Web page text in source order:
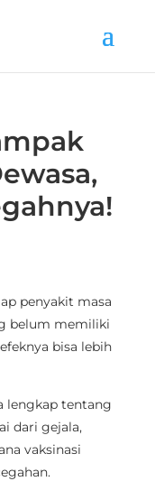
penyakit masa
belum memiliki
bisa lebih
lengkap tentang
dari gejala,
vaksinasi